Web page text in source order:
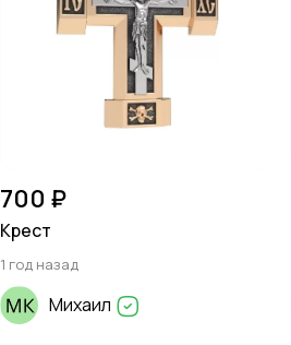
700 ₽
Крест
1 год назад
Михаил